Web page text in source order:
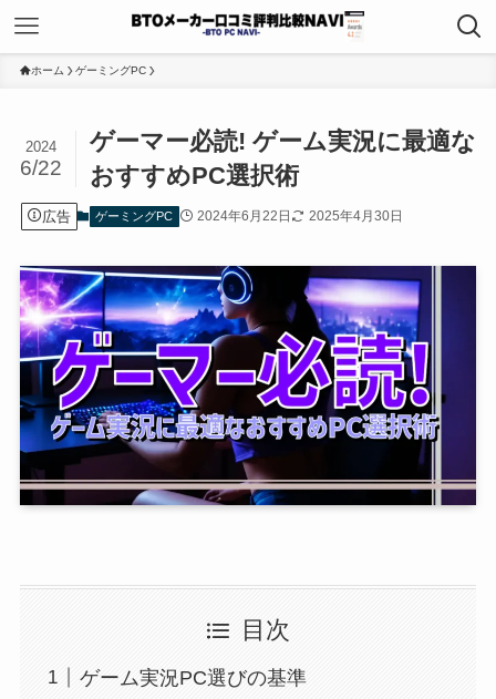
ホーム ゲーミングPC
ゲーマー必読! ゲーム実況に最適な
おすすめPC選択術
2024
6/22
広告 ゲーミングPC 2024年6月22日 2025年4月30日
目次
ゲーム実況PC選びの基準